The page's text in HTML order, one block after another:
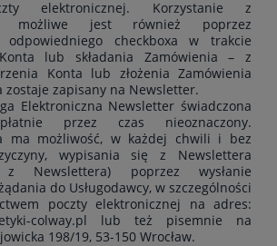
elektronicznej. Korzystanie z
możliwe jest również poprzez
odpowiedniego checkboxa w trakcie
Konta lub składania Zamówienia – z
Konta lub złożenia Zamówienia
zostaje zapisany na Newsletter.
Elektroniczna Newsletter świadczona
przez czas nieoznaczony.
ma możliwość, w każdej chwili i bez
wypisania się z Newslettera
z Newslettera) poprzez wysłanie
do Usługodawcy, w szczególności
poczty elektronicznej na adres:
colway.pl lub też pisemnie na
198/19, 53-150 Wrocław.